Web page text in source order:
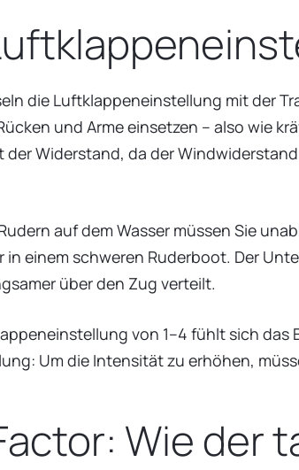
die Luftklappeneinstellung mit der
und Arme einsetzen – also wie
der Widerstand, da der
auf dem Wasser müssen Sie
in einem schweren Ruderboot. Der
über den Zug verteilt.
von 1–4 fühlt sich
Um die Intensität zu erhöhen,
Wie der